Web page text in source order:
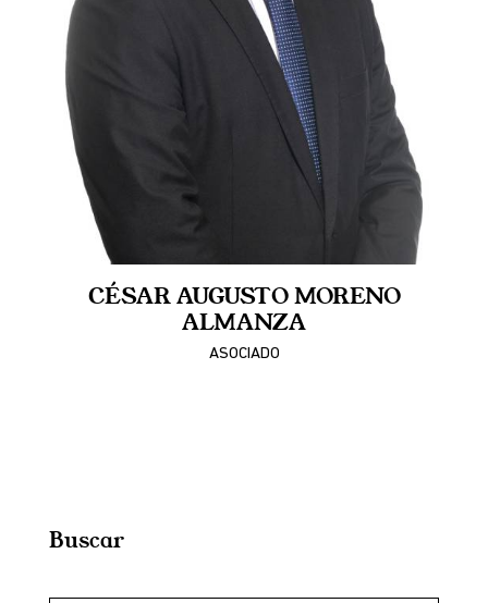
CÉSAR AUGUSTO MORENO
ALMANZA
ASOCIADO
Buscar